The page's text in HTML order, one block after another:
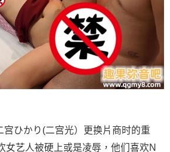
宫ひかり(二宫光）更换片商时的重
女艺人被硬上或是凌辱，他们喜欢N